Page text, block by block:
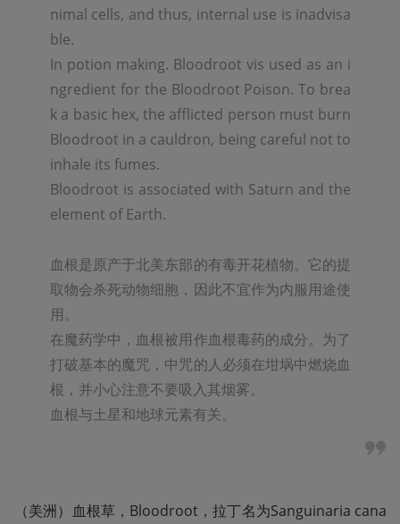
nimal cells, and thus, internal use is inadvisa
ble.
In potion making. Bloodroot vis used as an i
ngredient for the Bloodroot Poison. To brea
k a basic hex, the afflicted person must burn
Bloodroot in a cauldron, being careful not to
inhale its fumes.
Bloodroot is associated with Saturn and the
element of Earth.
血根是原产于北美东部的有毒开花植物。它的提
取物会杀死动物细胞，因此不宜作为内服用途使
用。
在魔药学中，血根被用作血根毒药的成分。为了
打破基本的魔咒，中咒的人必须在坩埚中燃烧血
根，并小心注意不要吸入其烟雾。
血根与土星和地球元素有关。
（美洲）血根草，Bloodroot，拉丁名为Sanguinaria cana